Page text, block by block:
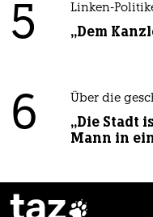
5 Linken-
„Dem
6 Über die
„Die Stadt
Mann in
taz